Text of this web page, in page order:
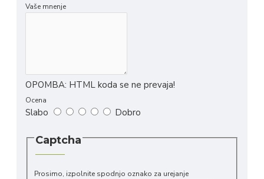
Vaše mnenje
OPOMBA: HTML koda se ne prevaja!
Ocena
Slabo Dobro
Captcha
Prosimo, izpolnite spodnjo oznako za urejanje